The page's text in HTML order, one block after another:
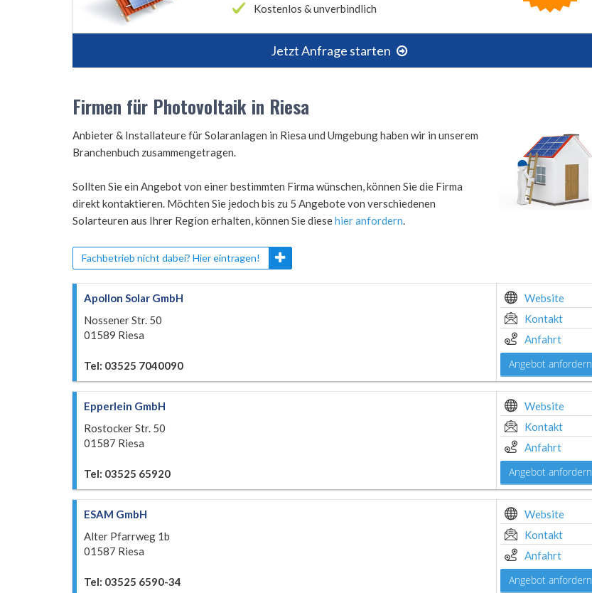
Kostenlos & unverbindlich
Jetzt Anfrage starten
Firmen für Photovoltaik in Riesa
Anbieter & Installateure für Solaranlagen in Riesa und Umgebung haben wir in unserem
Branchenbuch zusammengetragen.
Sollten Sie ein Angebot von einer bestimmten Firma wünschen, können Sie die Firma
direkt kontaktieren. Möchten Sie jedoch bis zu 5 Angebote von verschiedenen
Solarteuren aus Ihrer Region erhalten, können Sie diesehier anfordern.
Fachbetrieb nicht dabei? Hier eintragen!
Apollon Solar GmbH
Nossener Str. 50
01589 Riesa
Tel: 03525 7040090
Website
Kontakt
Anfahrt
Angebot anfordern
Epperlein GmbH
Rostocker Str. 50
01587 Riesa
Tel: 03525 65920
Website
Kontakt
Anfahrt
Angebot anfordern
ESAM GmbH
Alter Pfarrweg 1b
01587 Riesa
Tel: 03525 6590-34
Website
Kontakt
Anfahrt
Angebot anfordern